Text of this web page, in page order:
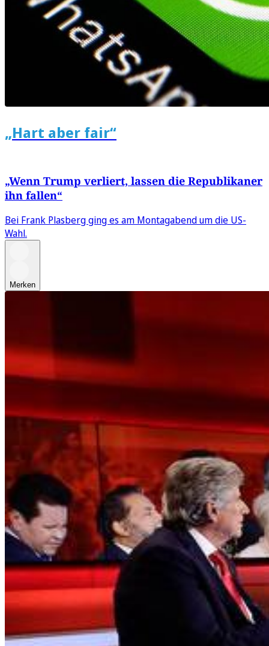
„Hart aber fair“
„Wenn Trump verliert, lassen die Republikaner
ihn fallen“
Bei Frank Plasberg ging es am Montagabend um die US-
Wahl.
Merken